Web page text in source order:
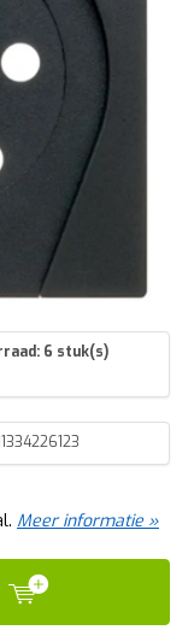
6 stuk(s)
Meer informatie »